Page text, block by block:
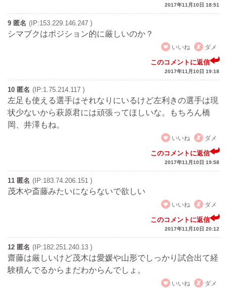
2017年11月10日 18:51
9 匿名 (IP:153.229.146.247 )
シマブクはポジション的に厳しいのか？
いいね
ダメ
このコメントに返信
2017年11月10日 19:18
10 匿名 (IP:1.75.214.117 )
左足も使える選手はそれなりにいるけど左利きの選手は現
状少ないから萩原君には頑張ってほしいな。もちろん橋
岡、井澤もね。
いいね
ダメ
このコメントに返信
2017年11月10日 19:58
11 匿名 (IP:183.74.206.151 )
茂木や斎藤みたいにならないで欲しい
いいね
ダメ
このコメントに返信
2017年11月10日 20:12
12 匿名 (IP:182.251.240.13 )
齋藤は厳しいけど茂木は愛媛や山形でしっかり試合出て経
験積んでるからまだわからんでしょ。
いいね
ダメ